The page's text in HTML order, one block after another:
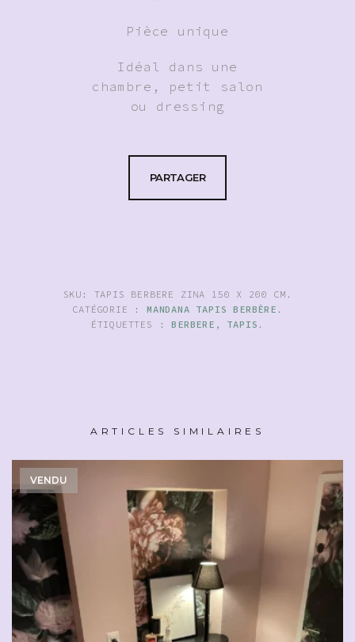
Pièce unique
Idéal dans une
chambre, petit salon
ou dressing
PARTAGER
SKU: TAPIS BERBERE ZINA 150 X 200 CM .
CATÉGORIE : MANDANA TAPIS BERBÈRE .
ÉTIQUETTES :BERBERE , TAPIS .
ARTICLES SIMILAIRES
VENDU